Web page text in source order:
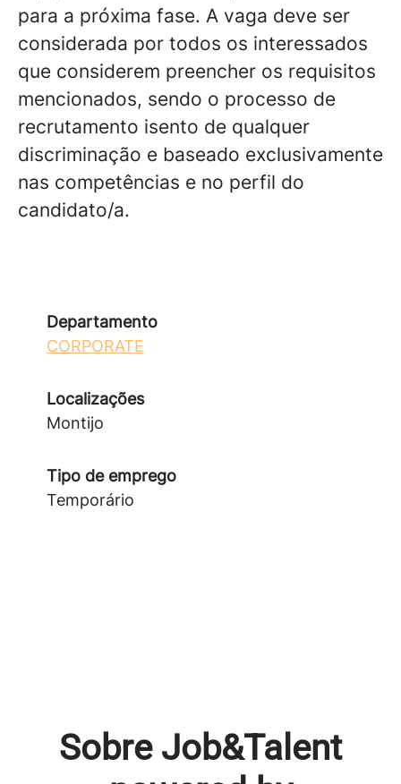
para a próxima fase. A vaga deve ser
considerada por todos os interessados
que considerem preencher os requisitos
mencionados, sendo o processo de
recrutamento isento de qualquer
discriminação e baseado exclusivamente
nas competências e no perfil do
candidato/a.
Departamento
CORPORATE
Localizações
Montijo
Tipo de emprego
Temporário
Sobre Job&Talent